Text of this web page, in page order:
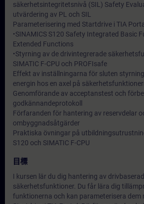
säkerhetsintegritetsnivå (SIL) Safety
utvärdering av PL och SIL
Parameterisering med Startdrive i TIA
•SINAMICS S120 Safety Integrated Basic
Extended Functions
•Styrning av de drivintegrerade
SIMATIC F-CPU och PROFIsafe
Effekt av inställningarna för sluten
energin hos en axel på
Genomförande av acceptanstest och
godkännandeprotokoll
Förfaranden för hantering av reservdelar
ombyggnadsåtgärder
Praktiska övningar på
S120 och SIMATIC F-CPU
目標
I kursen lär du dig hantering av
säkerhetsfunktioner. Du får lära dig
funktionerna och kan parameterisera dem